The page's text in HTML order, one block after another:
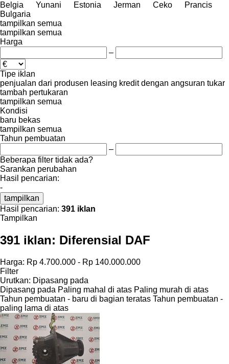
Belgia
Yunani Estonia Jerman Ceko
Prancis
Bulgaria
tampilkan semua
tampilkan semua
Harga
–
Tipe iklan
penjualan dari produsen leasing kredit dengan angsuran tukar
tambah pertukaran
tampilkan semua
Kondisi
baru bekas
tampilkan semua
Tahun pembuatan
–
Beberapa filter tidak ada?
Sarankan perubahan
Hasil pencarian:
-
tampilkan
Hasil pencarian: 391 iklan
Tampilkan
391 iklan: Diferensial DAF
Harga: Rp 4.700.000 - Rp 140.000.000
Filter
Urutkan: Dipasang pada
Dipasang pada Paling mahal di atas Paling murah di atas
Tahun pembuatan - baru di bagian teratas Tahun pembuatan -
paling lama di atas